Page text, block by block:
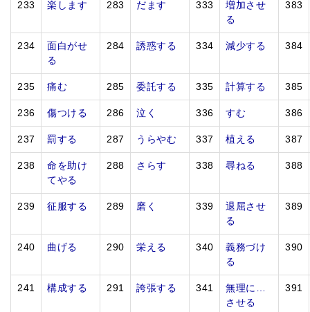
233 楽します 283 だます 333
増加させ
る
383
234
面白がせ
る
284 誘惑する 334 減少する 384
235 痛む 285 委託する 335 計算する 385
236 傷つける 286 泣く 336 すむ 386
237 罰する 287 うらやむ 337 植える 387
238
命を助け
てやる
288 さらす 338 尋ねる 388
239 征服する 289 磨く 339
退屈させ
る
389
240 曲げる 290 栄える 340
義務づけ
る
390
241 構成する 291 誇張する 341
無理に…
させる
391